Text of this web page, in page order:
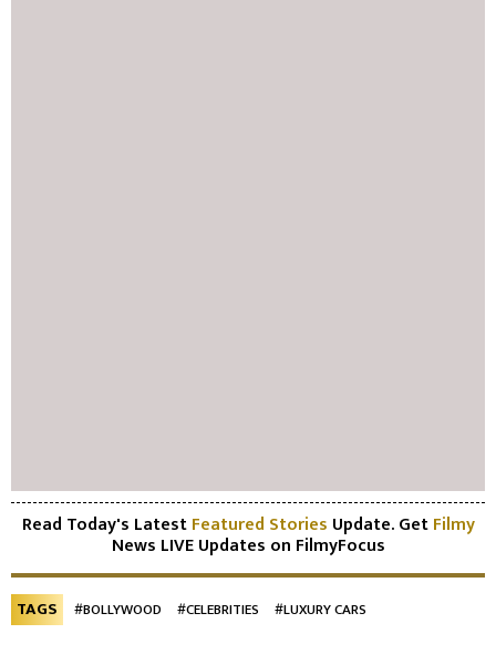
Read Today's LatestFeatured Stories Update. GetFilmy
News LIVE Updates on FilmyFocus
TAGS #BOLLYWOOD #CELEBRITIES #LUXURY CARS